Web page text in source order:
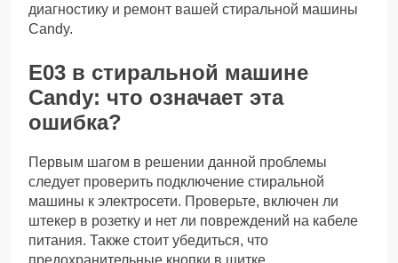
диагностику и ремонт вашей стиральной машины
Candy.
Е03 в стиральной машине
Candy: что означает эта
ошибка?
Первым шагом в решении данной проблемы
следует проверить подключение стиральной
машины к электросети. Проверьте, включен ли
штекер в розетку и нет ли повреждений на кабеле
питания. Также стоит убедиться, что